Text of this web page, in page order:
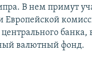
В нем примут
Европейской
банка,
валютный фонд.